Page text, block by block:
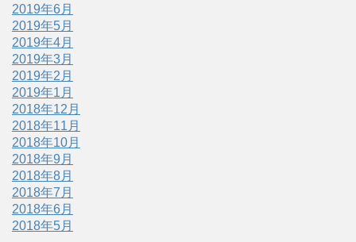
2019年6月
2019年5月
2019年4月
2019年3月
2019年2月
2019年1月
2018年12月
2018年11月
2018年10月
2018年9月
2018年8月
2018年7月
2018年6月
2018年5月